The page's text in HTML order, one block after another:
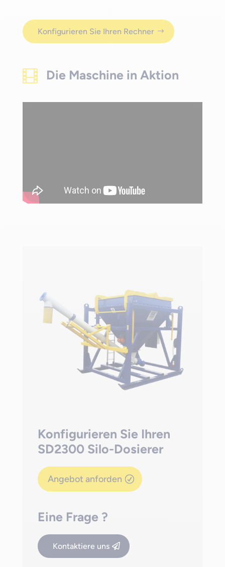
Konfigurieren Sie Ihren Rechner
 Die Maschine in Aktion
Konfigurieren Sie Ihren
SD2300 Silo-Dosierer
Angebot anforden
Eine Frage ?
Kontaktiere uns